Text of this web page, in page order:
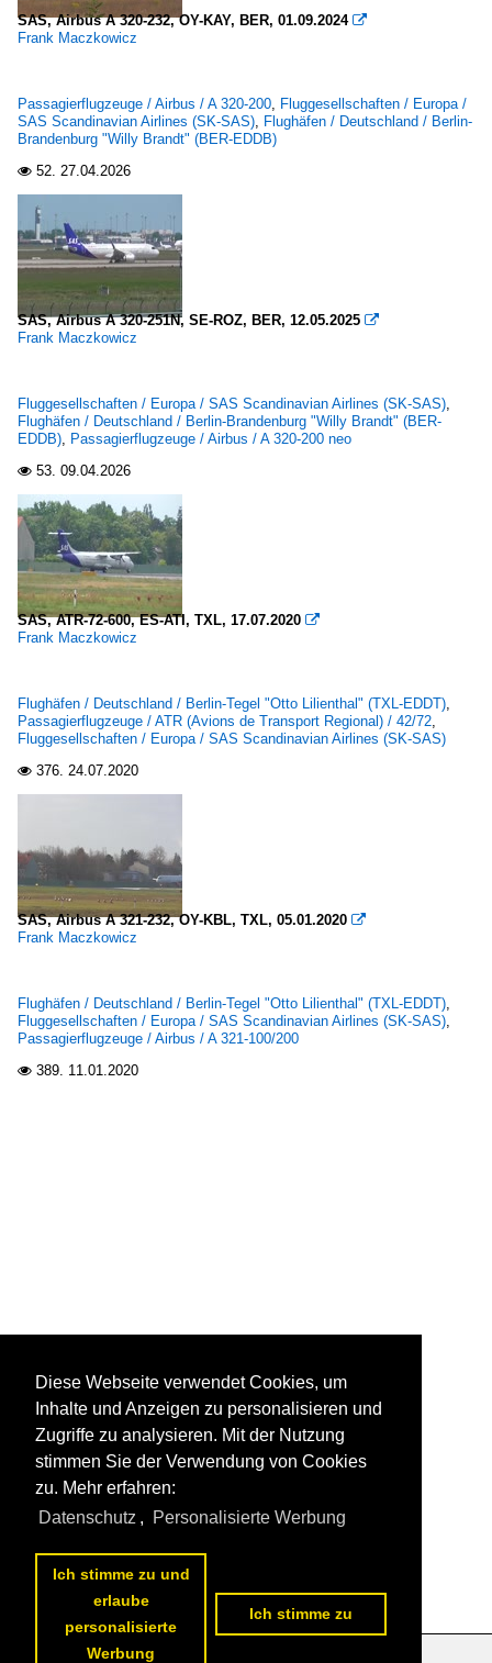
SAS, Airbus A 320-232, OY-KAY, BER, 01.09.2024 
Frank Maczkowicz
Passagierflugzeuge / Airbus / A 320-200, Fluggesellschaften / Europa /
SAS Scandinavian Airlines (SK-SAS), Flughäfen / Deutschland / Berlin-
Brandenburg "Willy Brandt" (BER-EDDB)
 52. 27.04.2026
SAS, Airbus A 320-251N, SE-ROZ, BER, 12.05.2025 
Frank Maczkowicz
Fluggesellschaften / Europa / SAS Scandinavian Airlines (SK-SAS),
Flughäfen / Deutschland / Berlin-Brandenburg "Willy Brandt" (BER-
EDDB), Passagierflugzeuge / Airbus / A 320-200 neo
 53. 09.04.2026
SAS, ATR-72-600, ES-ATI, TXL, 17.07.2020 
Frank Maczkowicz
Flughäfen / Deutschland / Berlin-Tegel "Otto Lilienthal" (TXL-EDDT),
Passagierflugzeuge / ATR (Avions de Transport Regional) / 42/72,
Fluggesellschaften / Europa / SAS Scandinavian Airlines (SK-SAS)
 376. 24.07.2020
SAS, Airbus A 321-232, OY-KBL, TXL, 05.01.2020 
Frank Maczkowicz
Flughäfen / Deutschland / Berlin-Tegel "Otto Lilienthal" (TXL-EDDT),
Fluggesellschaften / Europa / SAS Scandinavian Airlines (SK-SAS),
Passagierflugzeuge / Airbus / A 321-100/200
 389. 11.01.2020
Diese Webseite verwendet Cookies, um
Inhalte und Anzeigen zu personalisieren und
Zugriffe zu analysieren. Mit der Nutzung
stimmen Sie der Verwendung von Cookies
zu. Mehr erfahren:
Datenschutz , Personalisierte Werbung
Ich stimme zu und
erlaube
personalisierte
Werbung
Ich stimme zu